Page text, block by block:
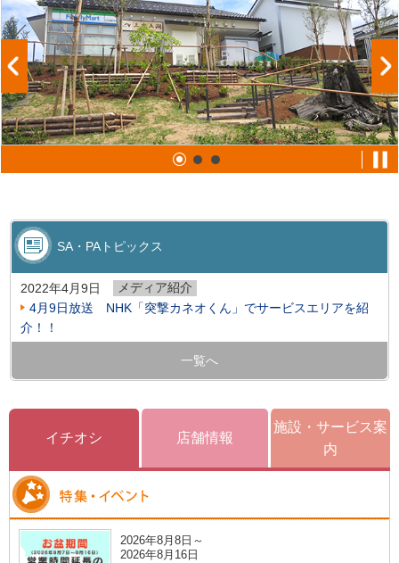
SA・PAトピックス
2022年4月9日
メディア紹介
4月9日放送 NHK「突撃カネオくん」でサービスエリアを紹
介！！
一覧へ
イチオシ 店舗情報
施設・サービス案
内
2026年8月8日～
2026年8月16日